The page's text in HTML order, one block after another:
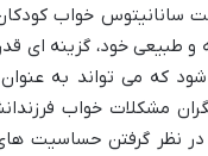
سانانیتوس خواب
و طبیعی خود، گزینه ای
که می تواند به
مشکلات خواب
در نظر گرفتن حساسیت